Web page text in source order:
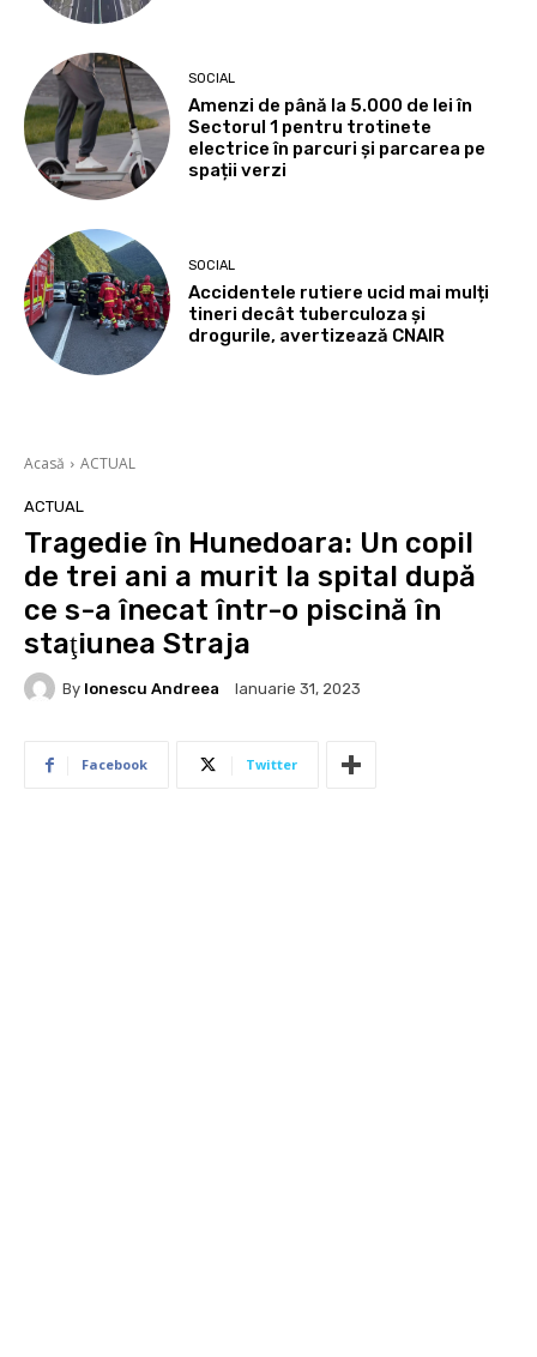
SOCIAL
Amenzi de până la 5.000 de lei în
Sectorul 1 pentru trotinete
electrice în parcuri și parcarea pe
spații verzi
SOCIAL
Accidentele rutiere ucid mai mulți
tineri decât tuberculoza și
drogurile, avertizează CNAIR